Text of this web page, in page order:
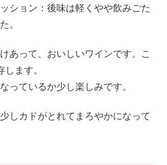
ション：後味は軽くやや飲みごた
。
あって、おいしいワインです。こ
ます。
っているか少し楽しみです。
しカドがとれてまろやかになって